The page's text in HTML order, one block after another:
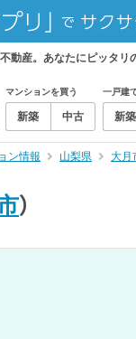
動産。あなたにピッタリ
マンションを買う
新築 中古
一戸建
新築
ン情報 山梨県 大月
）